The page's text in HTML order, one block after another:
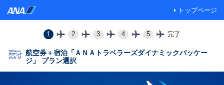
トップページ
1 2 3 4 5 完了
航空券＋宿泊「ＡＮＡトラベラーズダイナミックパッケー
ジ」 プラン選択